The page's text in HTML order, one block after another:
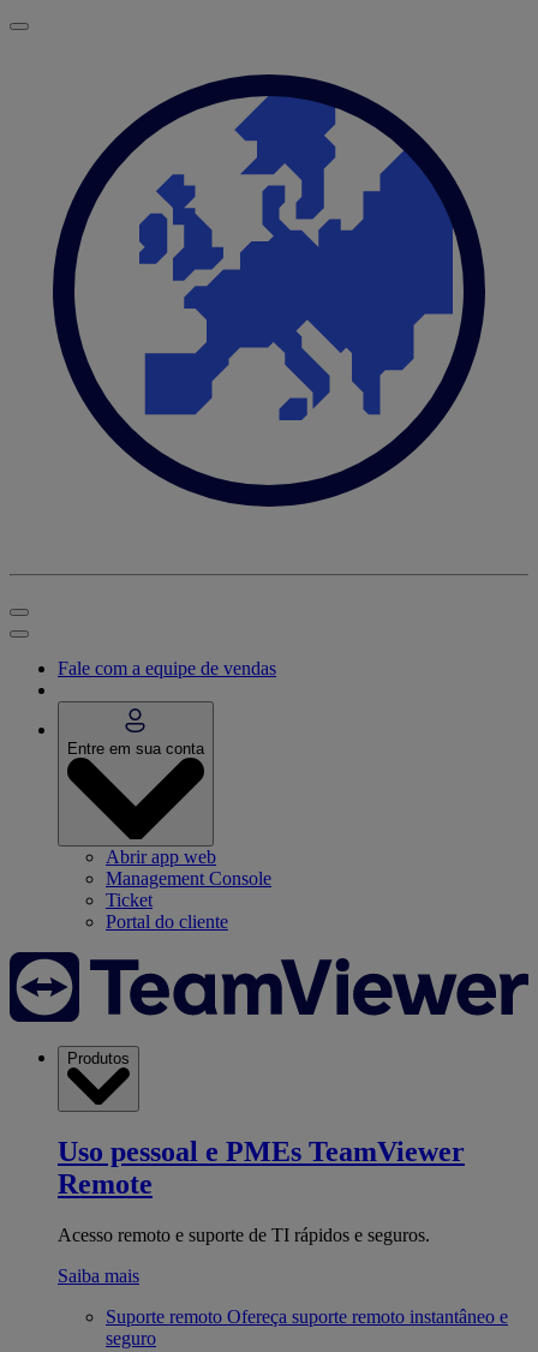
Fale com a equipe de vendas
Entre em sua conta
Abrir app web
Management Console
Ticket
Portal do cliente
Produtos
Uso pessoal e PMEs TeamViewer
Remote
Acesso remoto e suporte de TI rápidos e seguros.
Saiba mais
Suporte remoto Ofereça suporte remoto instantâneo e
seguro